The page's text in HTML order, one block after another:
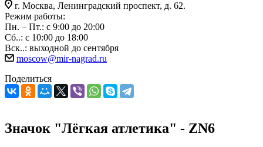
г. Москва, Ленинградский проспект, д. 62.
Режим работы:
Пн. – Пт.: с 9:00 до 20:00
Сб..: с 10:00 до 18:00
Вск..: выходной до сентября
moscow@mir-nagrad.ru
Поделиться
Значок "Лёгкая атлетика" - ZN6